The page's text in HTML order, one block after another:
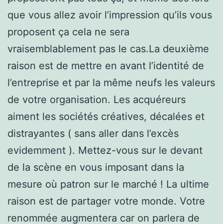
que vous allez avoir l’impression qu’ils vous
proposent ça cela ne sera
vraisemblablement pas le cas.La deuxième
raison est de mettre en avant l’identité de
l’entreprise et par la même neufs les valeurs
de votre organisation. Les acquéreurs
aiment les sociétés créatives, décalées et
distrayantes ( sans aller dans l’excès
evidemment ). Mettez-vous sur le devant
de la scène en vous imposant dans la
mesure où patron sur le marché ! La ultime
raison est de partager votre monde. Votre
renommée augmentera car on parlera de